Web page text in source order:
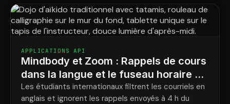
APPLICATIONS API
Mindbody et Zoom : Rappels de cours
dans la langue et le fuseau horaire de
chaque étudiant
Les étudiants internationaux filtrent les courriels en
anglais et ignorent les rappels envoyés à 4 h du